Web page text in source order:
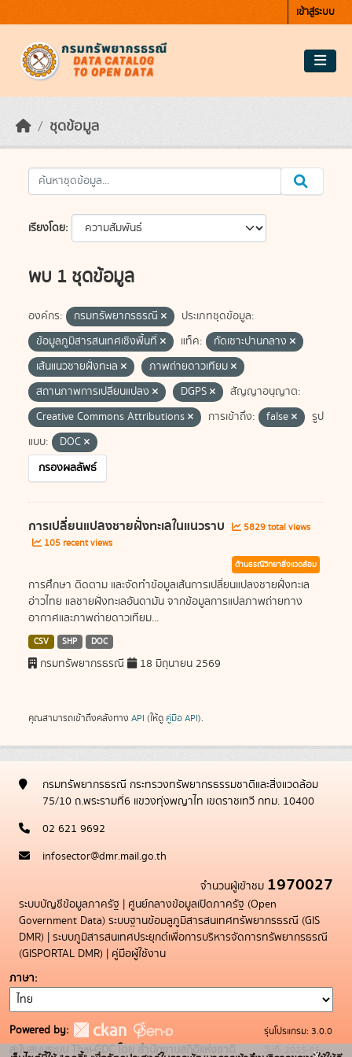
เข้าสู่ระบบ
ชุดข้อมูล
เรียงโดย
พบ 1 ชุดข้อมูล
องค์กร: กรมทรัพยากรธรณี
ประเภทชุดข้อมูล:
ข้อมูลภูมิสารสนเทศเชิงพื้นที่
แท็ค:
กัดเซาะปานกลาง
เส้นแนวชายฝั่งทะเล
ภาพถ่ายดาวเทียม
สถานภาพการเปลี่ยนแปลง
DGPS
สัญญาอนุญาต:
Creative Commons Attributions
การเข้าถึง: false
รูป
แบบ:
DOC
กรองผลลัพธ์
การเปลี่ยนแปลงชายฝั่งทะเลในแนวราบ
5829 total views
105 recent views
ด้านธรณีวิทยาสิ่งแวดล้อม
การศึกษา ติดตาม และจัดทำข้อมูลเส้นการเปลี่ยนแปลงชายฝั่งทะเล
อ่าวไทย แลชายฝั่งทะเลอันดามัน จากข้อมูลการแปลภาพถ่ายทาง
อากาศและภาพถ่ายดาวเทียม...
CSV SHP DOC
กรมทรัพยากรธรณี 18 มิถุนายน 2569
คุณสามารถเข้าถึงคลังทาง API (ให้ดู คู่มือ API).
กรมทรัพยากรธรณี กระทรวงทรัพยากรธรรมชาติและสิ่งแวดล้อม
75/10 ถ.พระรามที่6 แขวงทุ่งพญาไท เขตราชเทวี กทม. 10400
02 621 9692
infosector@dmr.mail.go.th
จำนวนผู้เข้าชม 1970027
ระบบบัญชีข้อมูลภาครัฐ | ศูนย์กลางข้อมูลเปิดภาครัฐ (Open
Government Data) ระบบฐานข้อมลูภูมิสารสนเทศทรัพยากรธรณี (GIS
DMR) | ระบบภูมิสารสนเทศประยุกต์เพื่อการบริหารจัดการทรัพยากรธรณี
(GISPORTAL DMR) | คู่มือผู้ใช้งาน
ภาษา
Powered by:
สนับสนุนระบบ Thai-GDC โดย สำนักงานสถิติแห่งชาติ
รุ่นโปรแกรม: 3.0.0
วันที่: 2025-05-